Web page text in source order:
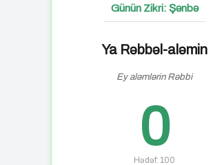
Günün Zikri: Şənbə
Ya Rəbbəl-aləmin
Ey aləmlərin Rəbbi
0
Hədəf: 100